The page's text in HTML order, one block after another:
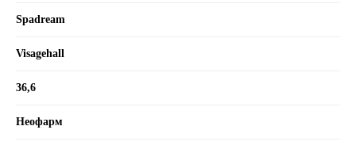
Spadream
Visagehall
36,6
Неофарм